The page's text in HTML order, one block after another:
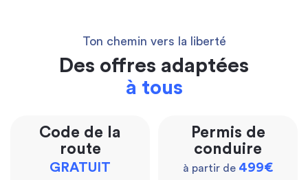
Ton chemin vers la liberté
Des offres adaptées
à tous
Code de la
route
GRATUIT
Permis de
conduire
à partir de 499€